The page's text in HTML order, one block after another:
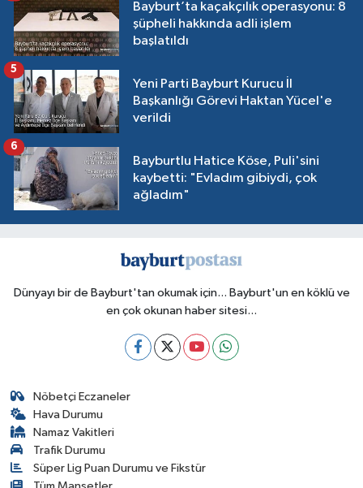
Bayburt’ta kaçakçılık operasyonu: 8
şüpheli hakkında adli işlem
başlatıldı
Yeni Parti Bayburt Kurucu İl
Başkanlığı Görevi Haktan Yücel'e
verildi
5
Bayburtlu Hatice Köse, Puli'sini
kaybetti: "Evladım gibiydi, çok
ağladım"
6
Dünyayı bir de Bayburt'tan okumak için... Bayburt'un en köklü ve
en çok okunan haber sitesi...
Nöbetçi Eczaneler
Hava Durumu
Namaz Vakitleri
Trafik Durumu
Süper Lig Puan Durumu ve Fikstür
Tüm Manşetler